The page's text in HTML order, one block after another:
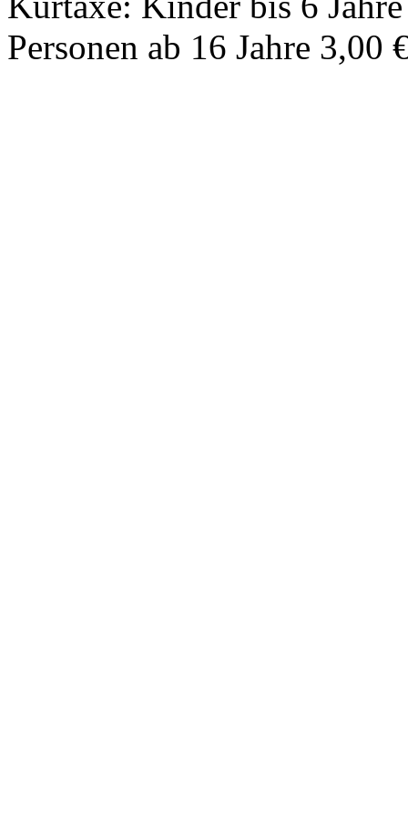
Personen ab 16 Jahre 3,00